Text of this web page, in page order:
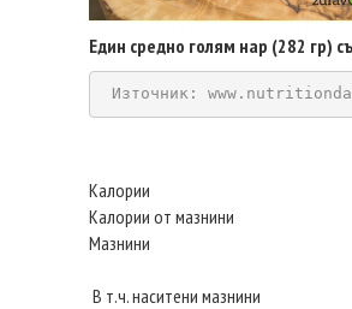
Един средно голям нар (282 гр)
Източник:
Калории
Калории от мазнини
Мазнини
В т.ч. наситени мазнини